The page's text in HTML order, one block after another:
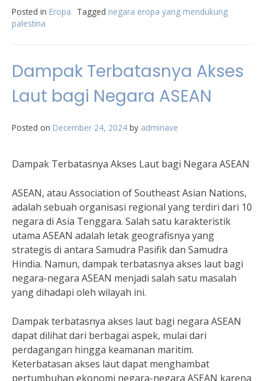
Posted in Eropa Tagged negara eropa yang mendukung
palestina
Dampak Terbatasnya Akses
Laut bagi Negara ASEAN
Posted on December 24, 2024 by adminave
Dampak Terbatasnya Akses Laut bagi Negara ASEAN
ASEAN, atau Association of Southeast Asian Nations,
adalah sebuah organisasi regional yang terdiri dari 10
negara di Asia Tenggara. Salah satu karakteristik
utama ASEAN adalah letak geografisnya yang
strategis di antara Samudra Pasifik dan Samudra
Hindia. Namun, dampak terbatasnya akses laut bagi
negara-negara ASEAN menjadi salah satu masalah
yang dihadapi oleh wilayah ini.
Dampak terbatasnya akses laut bagi negara ASEAN
dapat dilihat dari berbagai aspek, mulai dari
perdagangan hingga keamanan maritim.
Keterbatasan akses laut dapat menghambat
pertumbuhan ekonomi negara-negara ASEAN karena